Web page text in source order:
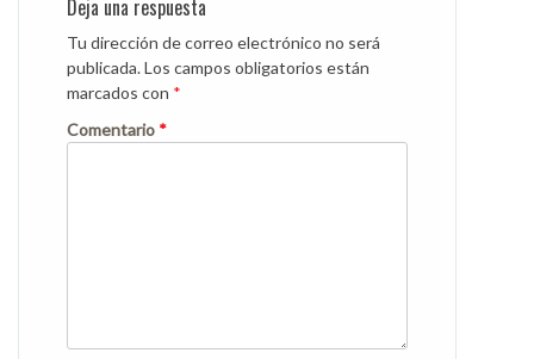
Deja una respuesta
Tu dirección de correo electrónico no será
publicada.Los campos obligatorios están
marcados con *
Comentario *